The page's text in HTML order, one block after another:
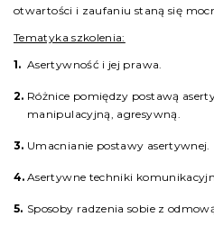
otwartości i zaufaniu staną się
Tematyka szkolenia:
Asertywność i jej prawa.
Różnice pomiędzy postawą
manipulacyjną, agresywną.
Umacnianie postawy asertywnej.
Asertywne techniki
Sposoby radzenia sobie z